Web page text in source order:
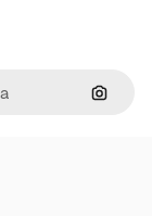
Cerca